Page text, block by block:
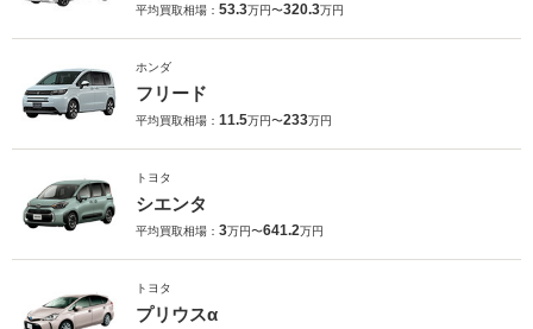
平均買取相場： 53.3万円〜320.3万円
ホンダ
フリード
平均買取相場： 11.5万円〜233万円
トヨタ
シエンタ
平均買取相場： 3万円〜641.2万円
トヨタ
プリウスα